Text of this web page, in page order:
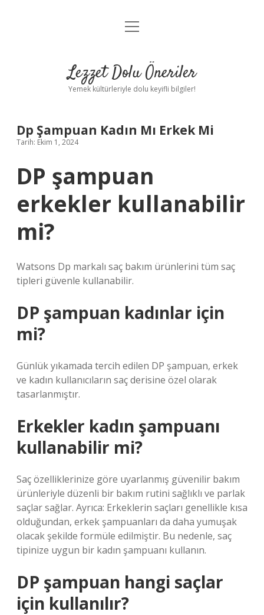
Anasayfa
Yasal Uyarı
menüyü
Lezzet Dolu Öneriler
Yemek kültürleriyle dolu keyifli bilgiler!
Dp Şampuan Kadın Mı Erkek Mi
Tarih: Ekim 1, 2024
DP şampuan
erkekler kullanabilir
mi?
Watsons Dp markalı saç bakım ürünlerini tüm saç
tipleri güvenle kullanabilir.
DP şampuan kadınlar için
mi?
Günlük yıkamada tercih edilen DP şampuan, erkek
ve kadın kullanıcıların saç derisine özel olarak
tasarlanmıştır.
Erkekler kadın şampuanı
kullanabilir mi?
Saç özelliklerinize göre uyarlanmış güvenilir bakım
ürünleriyle düzenli bir bakım rutini sağlıklı ve parlak
saçlar sağlar. Ayrıca: Erkeklerin saçları genellikle kısa
olduğundan, erkek şampuanları da daha yumuşak
olacak şekilde formüle edilmiştir. Bu nedenle, saç
tipinize uygun bir kadın şampuanı kullanın.
DP şampuan hangi saçlar
için kullanılır?